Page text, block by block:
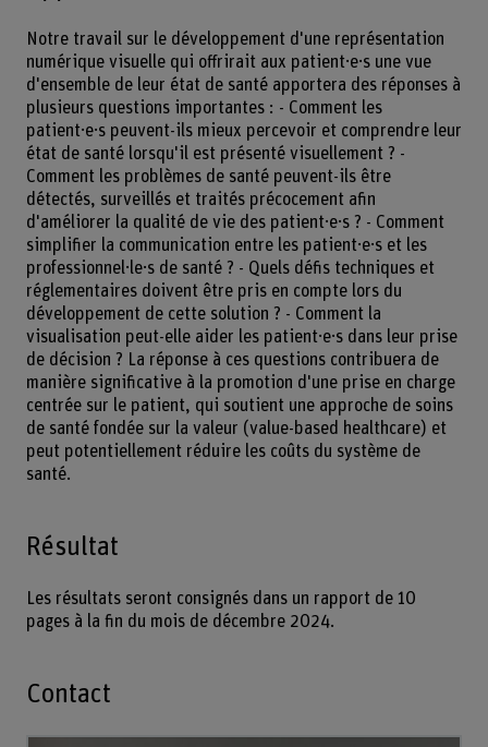
Notre travail sur le développement d'une représentation
numérique visuelle qui offrirait aux patient·e·s une vue
d'ensemble de leur état de santé apportera des réponses à
plusieurs questions importantes : - Comment les
patient·e·s peuvent-ils mieux percevoir et comprendre leur
état de santé lorsqu'il est présenté visuellement ? -
Comment les problèmes de santé peuvent-ils être
détectés, surveillés et traités précocement afin
d'améliorer la qualité de vie des patient·e·s ? - Comment
simplifier la communication entre les patient·e·s et les
professionnel·le·s de santé ? - Quels défis techniques et
réglementaires doivent être pris en compte lors du
développement de cette solution ? - Comment la
visualisation peut-elle aider les patient·e·s dans leur prise
de décision ? La réponse à ces questions contribuera de
manière significative à la promotion d'une prise en charge
centrée sur le patient, qui soutient une approche de soins
de santé fondée sur la valeur (value-based healthcare) et
peut potentiellement réduire les coûts du système de
santé.
Résultat
Les résultats seront consignés dans un rapport de 10
pages à la fin du mois de décembre 2024.
Contact